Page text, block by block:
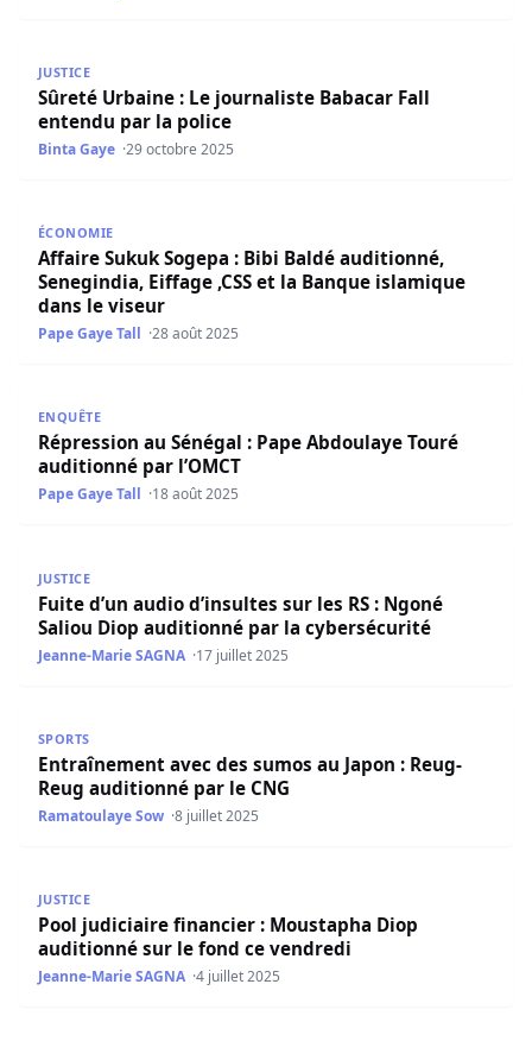
JUSTICE
Sûreté Urbaine : Le journaliste Babacar Fall
entendu par la police
Binta Gaye 29 octobre 2025
ÉCONOMIE
Affaire Sukuk Sogepa : Bibi Baldé auditionné,
Senegindia, Eiffage ,CSS et la Banque islamique
dans le viseur
Pape Gaye Tall 28 août 2025
ENQUÊTE
Répression au Sénégal : Pape Abdoulaye Touré
auditionné par l’OMCT
Pape Gaye Tall 18 août 2025
JUSTICE
Fuite d’un audio d’insultes sur les RS : Ngoné
Saliou Diop auditionné par la cybersécurité
Jeanne-Marie SAGNA 17 juillet 2025
SPORTS
Entraînement avec des sumos au Japon : Reug-
Reug auditionné par le CNG
Ramatoulaye Sow 8 juillet 2025
JUSTICE
Pool judiciaire financier : Moustapha Diop
auditionné sur le fond ce vendredi
Jeanne-Marie SAGNA 4 juillet 2025